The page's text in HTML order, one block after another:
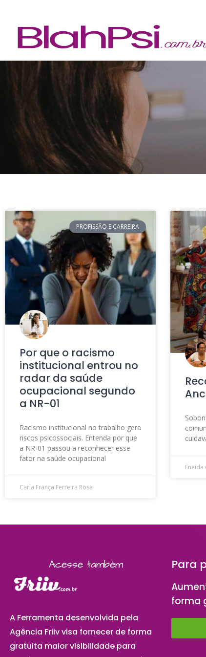
PROFISSÃO E CARREIRA
Por que o racismo
institucional entrou no
radar da saúde
ocupacional segundo
a NR-01
Racismo institucional no trabalho gera
riscos psicossociais. Entenda por que
a NR-01 passou a reconhecer esse
fator na saúde ocupacional
Carla França Ferreira Rosa
Eneida
Acesse também
A Ferramenta desenvolvida pela
Agência Friiv visa fornecer de forma
gratuita maior visibilidade para
Para
forma